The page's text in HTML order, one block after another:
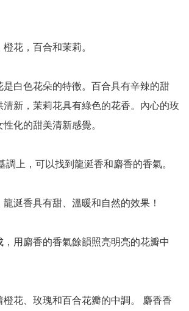
花，百合和茉莉。
是白色花朵的特徵。百合具有辛辣的甜
清新，茉莉花具有綠色的花香。內心的玫
化的甜美清新感覺。
調上，可以找到龍涎香和麝香的香氣。
涎香具有甜、溫暖和自然的效果！
用麝香的香氣餘韻照亮明亮的花瓣中
花、玫瑰和百合花瓣的中調。 麝香香